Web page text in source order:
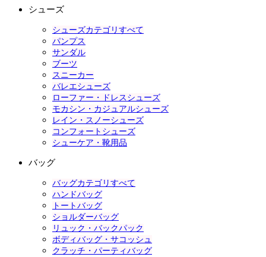
シューズ
シューズカテゴリすべて
パンプス
サンダル
ブーツ
スニーカー
バレエシューズ
ローファー・ドレスシューズ
モカシン・カジュアルシューズ
レイン・スノーシューズ
コンフォートシューズ
シューケア・靴用品
バッグ
バッグカテゴリすべて
ハンドバッグ
トートバッグ
ショルダーバッグ
リュック・バックパック
ボディバッグ・サコッシュ
クラッチ・パーティバッグ